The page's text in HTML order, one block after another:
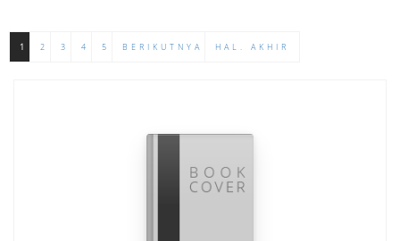
1 2 3 4 5 BERIKUTNYA HAL. AKHIR